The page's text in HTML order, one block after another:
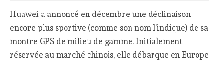
Huawei a annoncé en décembre une déclinaison
encore plus sportive (comme son nom l’indique) de sa
montre GPS de milieu de gamme. Initialement
réservée au marché chinois, elle débarque en Europe